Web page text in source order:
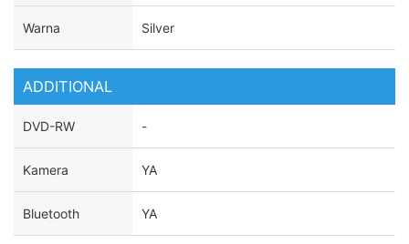
Warna Silver
ADDITIONAL
DVD-RW -
Kamera YA
Bluetooth YA